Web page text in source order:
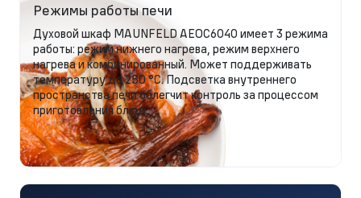
Режимы работы печи
Духовой шкаф MAUNFELD AEOC6040 имеет 3 режима
работы: режим нижнего нагрева, режим верхнего
нагрева и комбинированный. Может поддерживать
температуру до 250 °C. Подсветка внутреннего
пространства печи облегчит контроль за процессом
приготовления блюд.